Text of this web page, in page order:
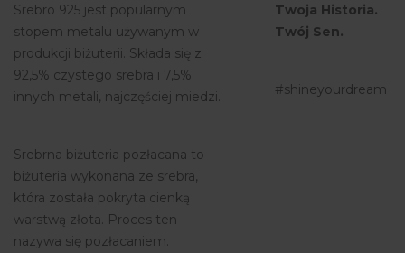
Srebro 925 jest popularnym
stopem metalu używanym w
produkcji biżuterii. Składa się z
92,5% czystego srebra i 7,5%
innych metali, najczęściej miedzi.
Srebrna biżuteria pozłacana to
biżuteria wykonana ze srebra,
która została pokryta cienką
warstwą złota. Proces ten
nazywa się pozłacaniem.
Twoja Historia.
Twój Sen.
#shineyourdream